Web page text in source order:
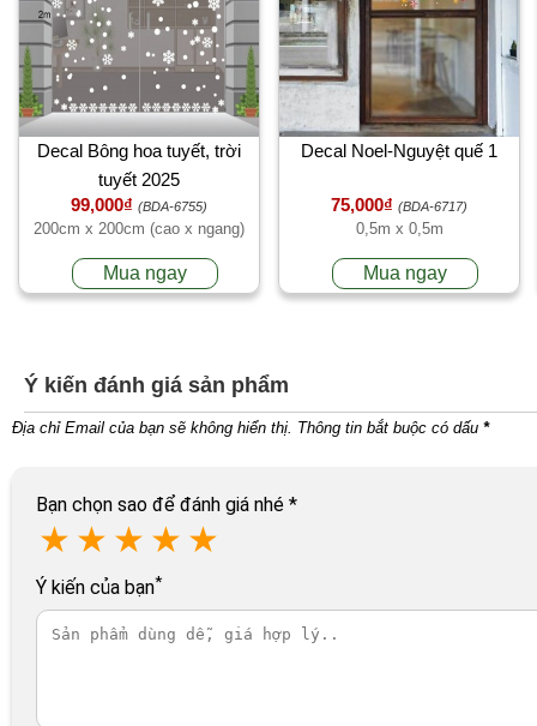
Decal Bông hoa tuyết, trời
tuyết 2025
99,000₫ (BDA-6755)
200cm x 200cm (cao x ngang)
Mua ngay
Decal Noel-Nguyệt quế 1
75,000₫ (BDA-6717)
0,5m x 0,5m
Mua ngay
Ý kiến đánh giá sản phẩm
Địa chỉ Email của bạn sẽ không hiển thị. Thông tin bắt buộc có dấu *
Bạn chọn sao để đánh giá nhé *
★ ★ ★ ★ ★
Ý kiến của bạn*